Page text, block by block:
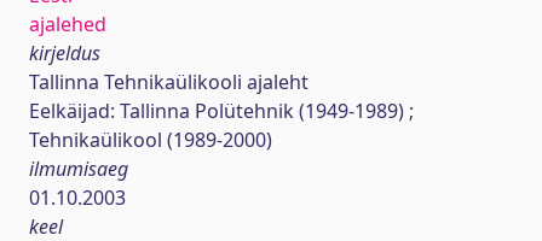
ajalehed
kirjeldus
Tallinna Tehnikaülikooli ajaleht
Eelkäijad: Tallinna Polütehnik (1949-1989) ;
Tehnikaülikool (1989-2000)
ilmumisaeg
01.10.2003
keel